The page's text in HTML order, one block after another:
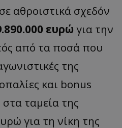
αθροιστικά σχεδόν
ευρώ για την
από τα ποσά που
της
και bonus
ταμεία της
για τη νίκη της